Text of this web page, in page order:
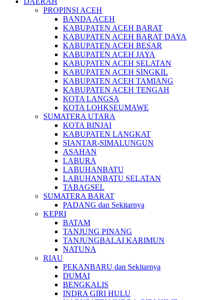
PROPINSI ACEH
BANDA ACEH
KABUPATEN ACEH BARAT
KABUPATEN ACEH BARAT DAYA
KABUPATEN ACEH BESAR
KABUPATEN ACEH JAYA
KABUPATEN ACEH SELATAN
KABUPATEN ACEH SINGKIL
KABUPATEN ACEH TAMIANG
KABUPATEN ACEH TENGAH
KOTA LANGSA
KOTA LOHKSEUMAWE
SUMATERA UTARA
KOTA BINJAI
KABUPATEN LANGKAT
SIANTAR-SIMALUNGUN
ASAHAN
LABURA
LABUHANBATU
LABUHANBATU SELATAN
TABAGSEL
SUMATERA BARAT
PADANG dan Sekitarnya
KEPRI
BATAM
TANJUNG PINANG
TANJUNGBALAI KARIMUN
NATUNA
RIAU
PEKANBARU dan Sekitarnya
DUMAI
BENGKALIS
INDRA GIRI HULU